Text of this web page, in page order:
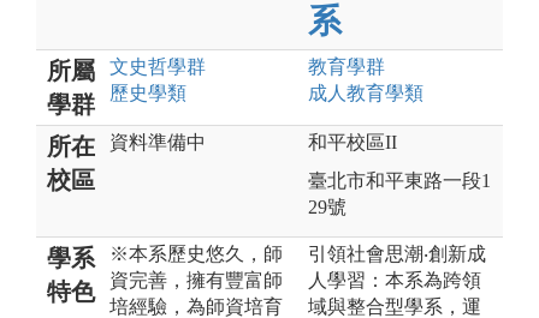
系
所屬
學群
文史哲學群
歷史學類
教育學群
成人教育學類
所在
校區
資料準備中
和平校區II
臺北市和平東路一段1
29號
學系
特色
※本系歷史悠久，師
資完善，擁有豐富師
培經驗，為師資培育
引領社會思潮‧創新成
人學習：本系為跨領
域與整合型學系，運